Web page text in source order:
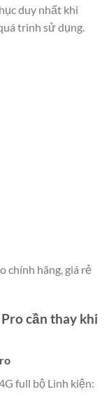
duy nhất khi
trình sử dụng.
chính hãng, giá rẻ
cần thay khi
full bộ Linh kiện: